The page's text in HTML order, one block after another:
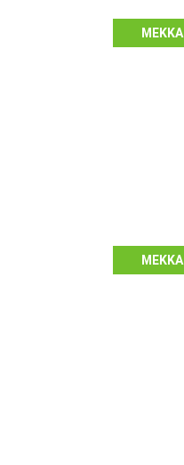
MEKKA
MEKKA